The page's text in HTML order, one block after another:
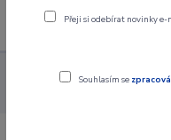
Alba Gramodesky
Přeji si odebírat novinky
Souhlasím se